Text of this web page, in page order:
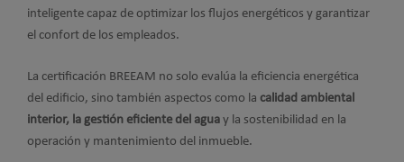
inteligente capaz de optimizar los flujos energéticos y garantizar
el confort de los empleados.
La certificación BREEAM no solo evalúa la eficiencia energética
del edificio, sino también aspectos como la calidad ambiental
interior, la gestión eficiente del agua y la sostenibilidad en la
operación y mantenimiento del inmueble.